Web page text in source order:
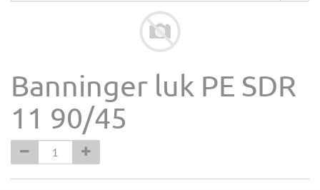
Banninger luk PE SDR
11 90/45